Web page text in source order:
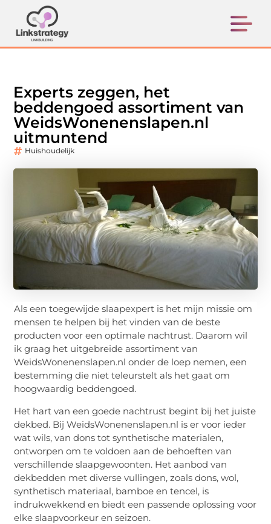
Experts zeggen, het
beddengoed assortiment van
WeidsWonenenslapen.nl
uitmuntend
Huishoudelijk
Als een toegewijde slaapexpert is het mijn missie om
mensen te helpen bij het vinden van de beste
producten voor een optimale nachtrust. Daarom wil
ik graag het uitgebreide assortiment van
WeidsWonenenslapen.nl onder de loep nemen, een
bestemming die niet teleurstelt als het gaat om
hoogwaardig beddengoed.
Het hart van een goede nachtrust begint bij het juiste
dekbed. Bij WeidsWonenenslapen.nl is er voor ieder
wat wils, van dons tot synthetische materialen,
ontworpen om te voldoen aan de behoeften van
verschillende slaapgewoonten. Het aanbod van
dekbedden met diverse vullingen, zoals dons, wol,
synthetisch materiaal, bamboe en tencel, is
indrukwekkend en biedt een passende oplossing voor
elke slaapvoorkeur en seizoen.